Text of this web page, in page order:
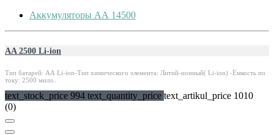
Аккумуляторы АА 14500
AA 2500 Li-ion
Тип батарей: АА Li-ion-Тип химического элемента: Литий-ионный( Li-ion) -Ёмкость по
току: 2500 милл..
text_stock_price 994 text_quantity_price text_artikul_price 1010
(0)